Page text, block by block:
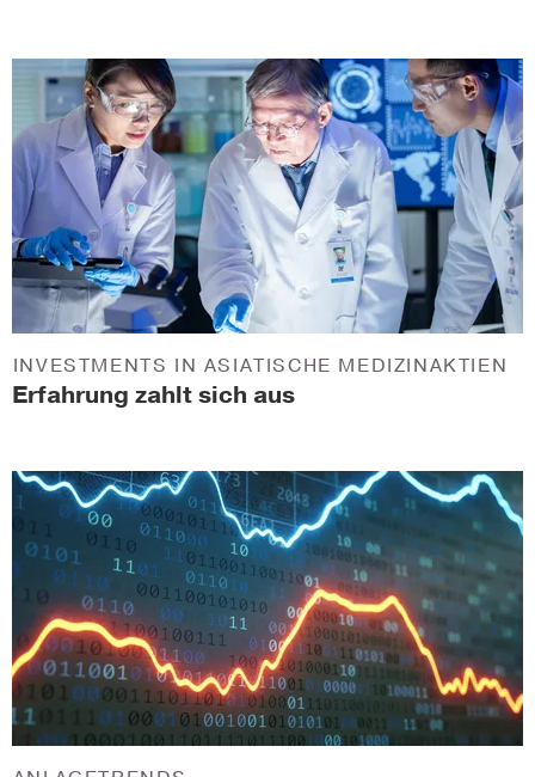
Erfahrung zahlt sich aus
INVESTMENTS IN ASIATISCHE MEDIZINAKTIEN